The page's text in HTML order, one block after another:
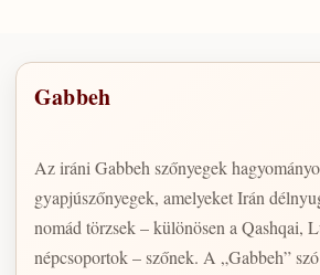
Gabbeh
Az iráni Gabbeh szőnyegek
gyapjúszőnyegek, amelyeket Irán
nomád törzsek – különösen a Qashqai,
népcsoportok – szőnek. A „Gabbeh”